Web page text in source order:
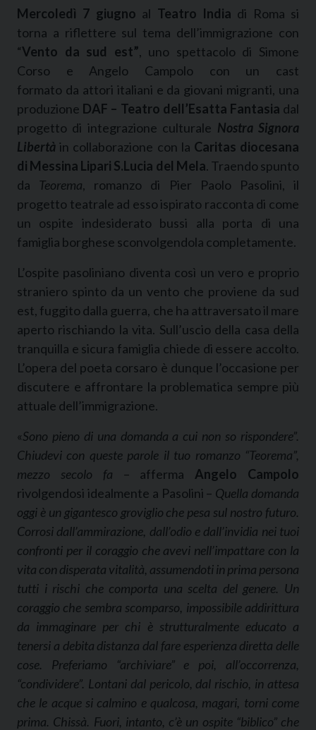
Mercoledì 7 giugno al Teatro India di Roma si
torna a riflettere sul tema dell’immigrazione con
“Vento da sud est”, uno spettacolo di Simone
Corso e Angelo Campolo con un cast
formato da attori italiani e da giovani migranti, una
produzione DAF – Teatro dell’Esatta Fantasia dal
progetto di integrazione culturale Nostra Signora
Libertà in collaborazione con la Caritas diocesana
di Messina Lipari S.Lucia del Mela. Traendo spunto
da Teorema, romanzo di Pier Paolo Pasolini, il
progetto teatrale ad esso ispirato racconta di come
un ospite indesiderato bussi alla porta di una
famiglia borghese sconvolgendola completamente.
L’ospite pasoliniano diventa così un vero e proprio
straniero spinto da un vento che proviene da sud
est, fuggito dalla guerra, che ha attraversato il mare
aperto rischiando la vita. Sull’uscio della casa della
tranquilla e sicura famiglia chiede di essere accolto.
L’opera del poeta corsaro è dunque l’occasione per
discutere e affrontare la problematica sempre più
attuale dell’immigrazione.
«Sono pieno di una domanda a cui non so rispondere”.
Chiudevi con queste parole il tuo romanzo “Teorema”,
mezzo secolo fa – afferma Angelo Campolo
rivolgendosi idealmente a Pasolini – Quella domanda
oggi è un gigantesco groviglio che pesa sul nostro futuro.
Corrosi dall’ammirazione, dall’odio e dall’invidia nei tuoi
confronti per il coraggio che avevi nell’impattare con la
vita con disperata vitalità, assumendoti in prima persona
tutti i rischi che comporta una scelta del genere. Un
coraggio che sembra scomparso, impossibile addirittura
da immaginare per chi è strutturalmente educato a
tenersi a debita distanza dal fare esperienza diretta delle
cose. Preferiamo “archiviare” e poi, all’occorrenza,
“condividere”. Lontani dal pericolo, dal rischio, in attesa
che le acque si calmino e qualcosa, magari, torni come
prima. Chissà. Fuori, intanto, c’è un ospite “biblico” che